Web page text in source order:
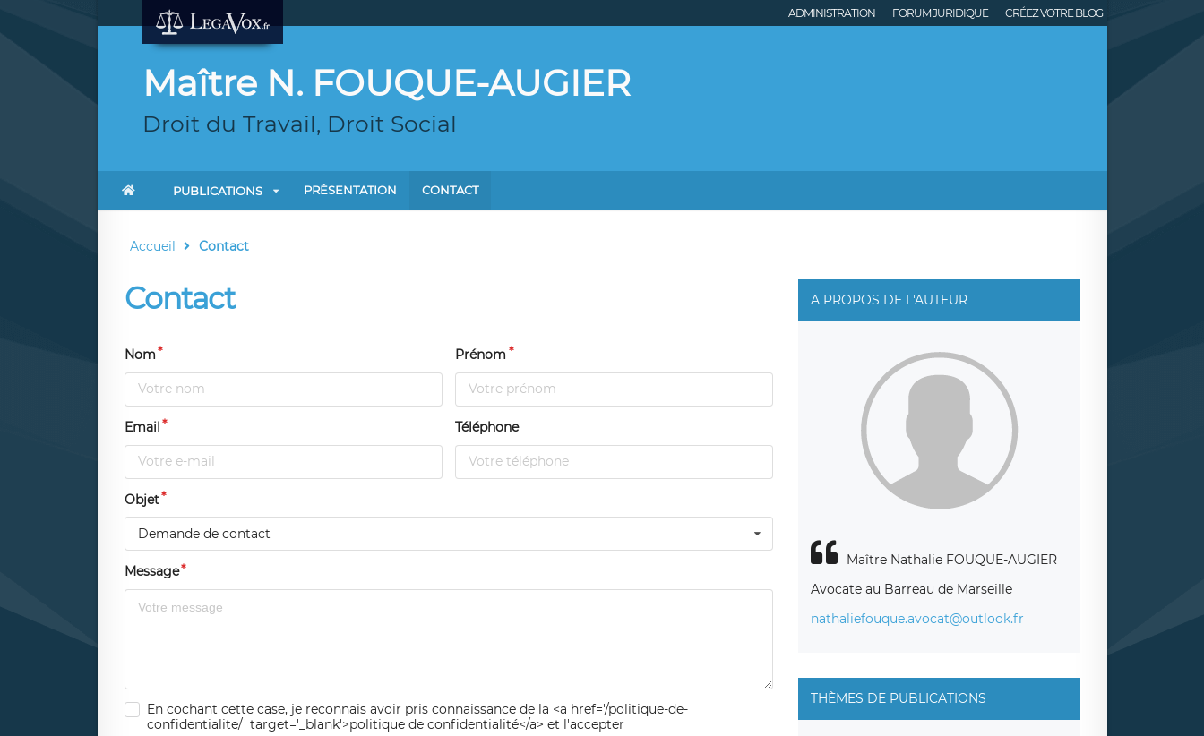
ADMINISTRATION FORUM JURIDIQUE CRÉEZ VOTRE BLOG
Maître N. FOUQUE-AUGIER
Droit du Travail, Droit Social
PUBLICATIONS PRÉSENTATION CONTACT
Accueil Contact
Contact
Nom Prénom
Email Téléphone
Objet
Demande de contact
Message
En cochant cette case, je reconnais avoir pris connaissance de la <a href='/politique-de-
confidentialite/' target='_blank'>politique de confidentialité</a> et l'accepter
A PROPOS DE L'AUTEUR
Maître Nathalie FOUQUE-AUGIER
Avocate au Barreau de Marseille
nathaliefouque.avocat@outlook.fr
THÈMES DE PUBLICATIONS